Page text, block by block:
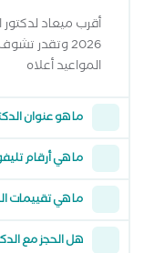
2026 وتقدر
المواعيد أعلاه
ما هو عنوان
ما هي أرقام
ما هي تقييمات
هل الحجز مع